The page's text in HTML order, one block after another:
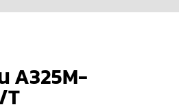
A325M-
T